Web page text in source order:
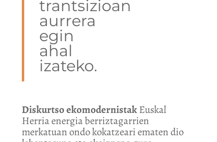
trantsizioan
aurrera
egin
ahal
izateko.
Diskurtso ekomodernistakEuskal
Herria energia berriztagarrien
merkatuan ondo kokatzeari ematen dio